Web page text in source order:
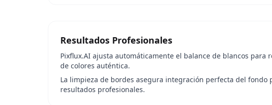
Resultados Profesionales
Pixflux.AI ajusta automáticamente el balance de blancos para
de colores auténtica.
La limpieza de bordes asegura integración perfecta del fondo
resultados profesionales.